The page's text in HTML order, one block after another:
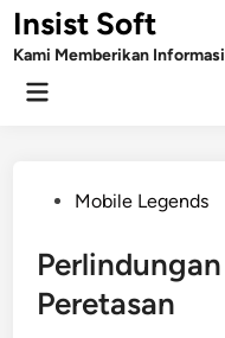
Skip
toInsist Soft
Kami Memberikan
Main
PostedMobile Legends
Peretasan